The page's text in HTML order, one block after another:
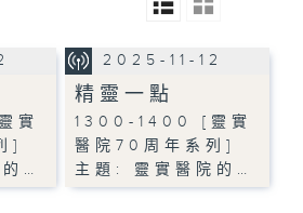
實
]
…
2025-11-12
精靈一點
1300-1400 [靈實
醫院70周年系列]
主題: 靈實醫院的…